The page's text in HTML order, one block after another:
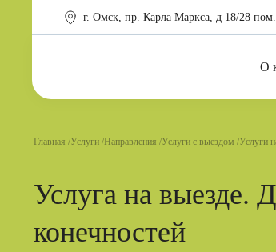
г. Омск, пр. Карла Маркса, д 18/28
О
Главная Услуги Направления Услуги с выездом Услуги
Услуга на выезде.
конечностей